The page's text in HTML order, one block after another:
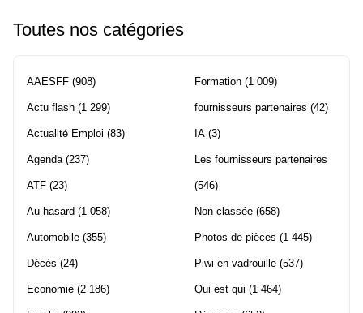
Toutes nos catégories
AAESFF (908)
Actu flash (1 299)
Actualité Emploi (83)
Agenda (237)
ATF (23)
Au hasard (1 058)
Automobile (355)
Décès (24)
Economie (2 186)
Formation (1 009)
fournisseurs partenaires (42)
IA (3)
Les fournisseurs partenaires
(546)
Non classée (658)
Photos de pièces (1 445)
Piwi en vadrouille (537)
Qui est qui (1 464)